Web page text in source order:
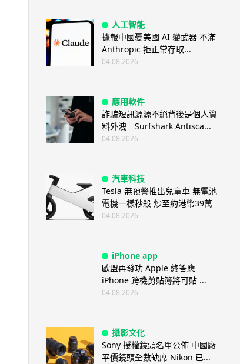
人工智能
據報中國憂美國 AI 變武器 不滿
Anthropic 拒正常存取...
04.08.2026
應用軟件
詐騙短訊源源不絕背後是個人資
料外洩 Surfshark Antisca...
04.08.2026
汽車科技
Tesla 無預警推出兒童車 無電池
電機一樣秒殺 炒至約港幣39萬
04.08.2026
iPhone app
歐盟再發功 Apple 終答應
iPhone 跨機剪貼簿將可貼 ...
04.08.2026
攝影文化
Sony 授權鏡頭名單公佈 中國廠
平價鏡頭全數缺席 Nikon 已...